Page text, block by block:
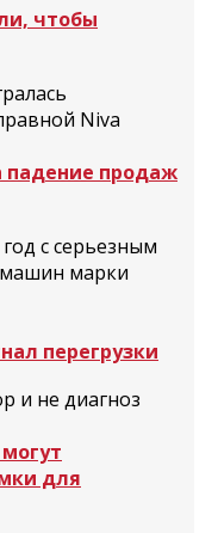
чтобы
Niva
падение продаж
с серьезным
марки
перегрузки
и не диагноз
для